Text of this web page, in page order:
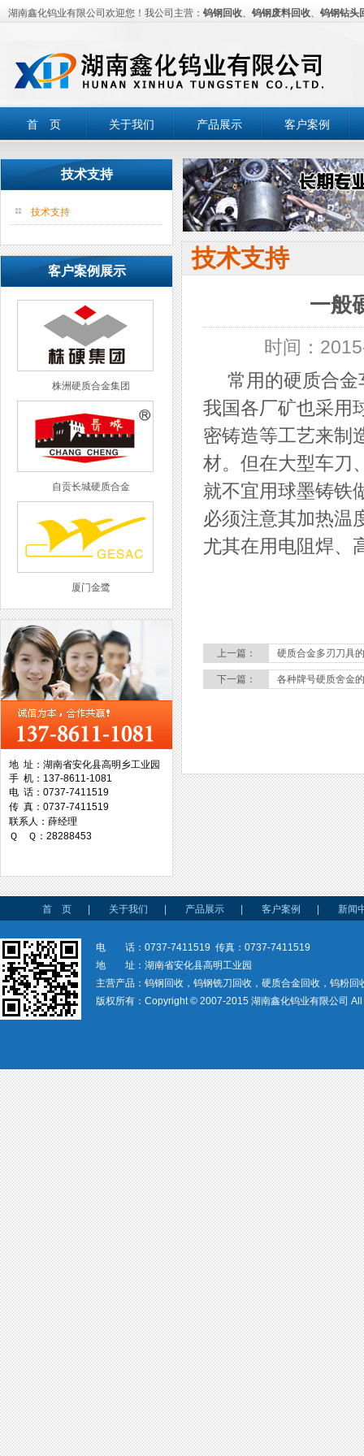
湖南鑫化钨业有限公司欢迎您！我公司主营： 钨钢回收、 钨钢废料回收、 钨钢钻头
首 页 关于我们 产品展示 客户案例
技术支持
技术支持
客户案例展示
株洲硬质合金集团
自贡长城硬质合金
厦门金鹭
西工集团
台湾协威机械
台湾万事达切削科技
地 址：湖南省安化县高明乡工业园
手 机：137-8611-1081
电 话：0737-7411519
传 真：0737-7411519
联系人：薛经理
Ｑ Ｑ：28288453
技术支持
一般
时间：
常用的硬质合金
我国各厂矿也采用
密铸造等工艺来制
材。但在大型车刀
就不宜用球墨铸铁
必须注意其加热温
尤其在用电阻焊、
上一篇： 硬质合金多刃刀具
下一篇： 各种牌号硬质舍金
首 页 关于我们 产品展示 客户案例 新闻
电 话：0737-7411519 传真：0737-7411519
地 址：湖南省安化县高明工业园
主营产品：钨钢回收，钨钢铣刀回收，硬质合金回收，钨粉回
版权所有：Copyright © 2007-2015 湖南鑫化钨业有限公司